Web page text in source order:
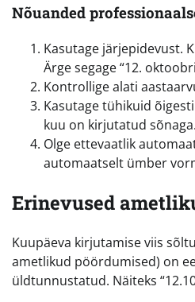
Nõuanded
Kasutage järjepidevust.
Ärge segage “12.
Kontrollige alati
Kasutage tühikuid
kuu on kirjutatud
Olge ettevaatlik
automaatselt ümber
Erinevused
Kuupäeva kirjutamise viis
ametlikud pöördumised) on
üldtunnustatud. Näiteks